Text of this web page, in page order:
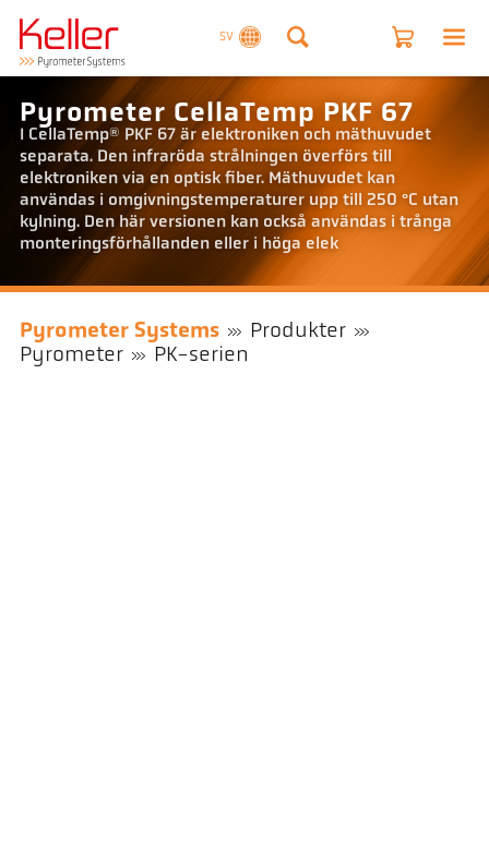
SV
Pyrometer CellaTemp PKF 67
I CellaTemp® PKF 67 är elektroniken och mäthuvudet
separata. Den infraröda strålningen överförs till
elektroniken via en optisk fiber. Mäthuvudet kan
användas i omgivningstemperaturer upp till 250 °C utan
kylning. Den här versionen kan också användas i trånga
monteringsförhållanden eller i höga elek
Pyrometer Systems
Produkter
Pyrometer
PK-serien